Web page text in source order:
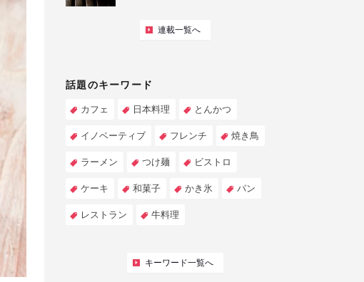
連載一覧へ
話題のキーワード
カフェ 日本料理 とんかつ
イノベーティブ フレンチ 焼き鳥
ラーメン つけ麺 ビストロ
ケーキ 和菓子 かき氷 パン
レストラン 牛料理
キーワード一覧へ